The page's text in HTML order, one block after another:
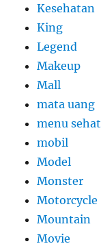
Kesehatan
King
Legend
Makeup
Mall
mata uang
menu sehat
mobil
Model
Monster
Motorcycle
Mountain
Movie